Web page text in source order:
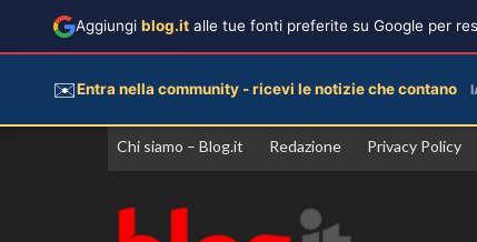
Vai
Chi siamo – Blog.it Redazione Privacy Policy
Aggiungi blog.it alle tue fonti preferite su Google per
✉️Entra nella community - ricevi le notizie che contano